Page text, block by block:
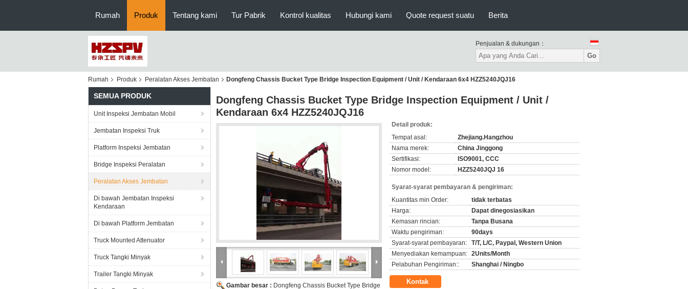
Rumah Produk Tentang kami Tur Pabrik Kontrol kualitas Hubungi kami Quote request suatu Berita
Penjualan & dukungan：
Go
Rumah Produk Peralatan Akses Jembatan Dongfeng Chassis Bucket Type Bridge Inspection Equipment / Unit / Kendaraan 6x4 HZZ5240JQJ16
SEMUA PRODUK
Unit Inspeksi Jembatan Mobil
Jembatan Inspeksi Truk
Platform Inspeksi Jembatan
Bridge Inspeksi Peralatan
Peralatan Akses Jembatan
Di bawah Jembatan Inspeksi
Kendaraan
Di bawah Platform Jembatan
Truck Mounted Attenuator
Truck Tangki Minyak
Trailer Tangki Minyak
Dongfeng Chassis Bucket Type Bridge Inspection Equipment / Unit /
Kendaraan 6x4 HZZ5240JQJ16
Gambar besar : Dongfeng Chassis Bucket Type Bridge
Detail produk:
Tempat asal:
Zhejiang.Hangzhou
Nama merek:
China Jinggong
Sertifikasi:
ISO9001, CCC
Nomor model:
HZZ5240JQJ 16
Syarat-syarat pembayaran & pengiriman:
Kuantitas min Order:
tidak terbatas
Harga:
Dapat dinegosiasikan
Kemasan rincian:
Tanpa Busana
Waktu pengiriman:
90days
Syarat-syarat pembayaran:
T/T, L/C, Paypal, Western Union
Menyediakan kemampuan: 2Units/Month
Pelabuhan Pengiriman::
Shanghai / Ningbo
Kontak